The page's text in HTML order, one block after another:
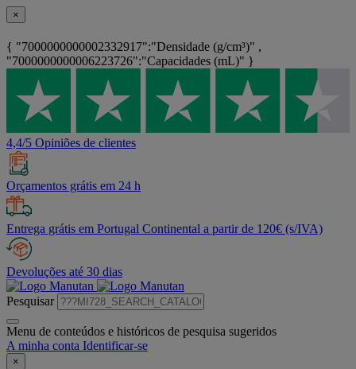
×
{ "7000000000002332917":"Densidade (g/cm³)" ,
"7000000000006223726":"Capacidades (mL)" }
4,4/5 Opiniões de clientes
Orçamentos grátis em 24 h
Entrega grátis em Portugal Continental a partir de 120€ (s/IVA)
Devoluções até 30 dias
Pesquisar
Menu de conteúdos e históricos de pesquisa sugeridos
A minha conta Identificar-se
×